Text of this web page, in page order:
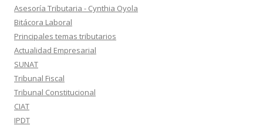
Asesoría Tributaria - Cynthia Oyola
Bitácora Laboral
Principales temas tributarios
Actualidad Empresarial
SUNAT
Tribunal Fiscal
Tribunal Constitucional
CIAT
IPDT